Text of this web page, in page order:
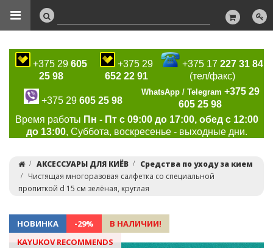
+375 29 605
25 98
+375 29
652 22 91
+375 17227 31 84
(тел/факс)
+375 29 605 25 98
WhatsApp / Telegram +375 29
605 25 98
Время работы Пн - Пт с 09:00 до 17:00, обед с 12:00
до 13:00, Суббота, воскресенье - выходные дни.
АКСЕССУАРЫ ДЛЯ КИЁВ
Средства по уходу за кием
Чистящая многоразовая салфетка со специальной
пропиткой d 15 см зелёная, круглая
НОВИНКА -29%
В НАЛИЧИИ!
KAYUKOV RECOMMENDS